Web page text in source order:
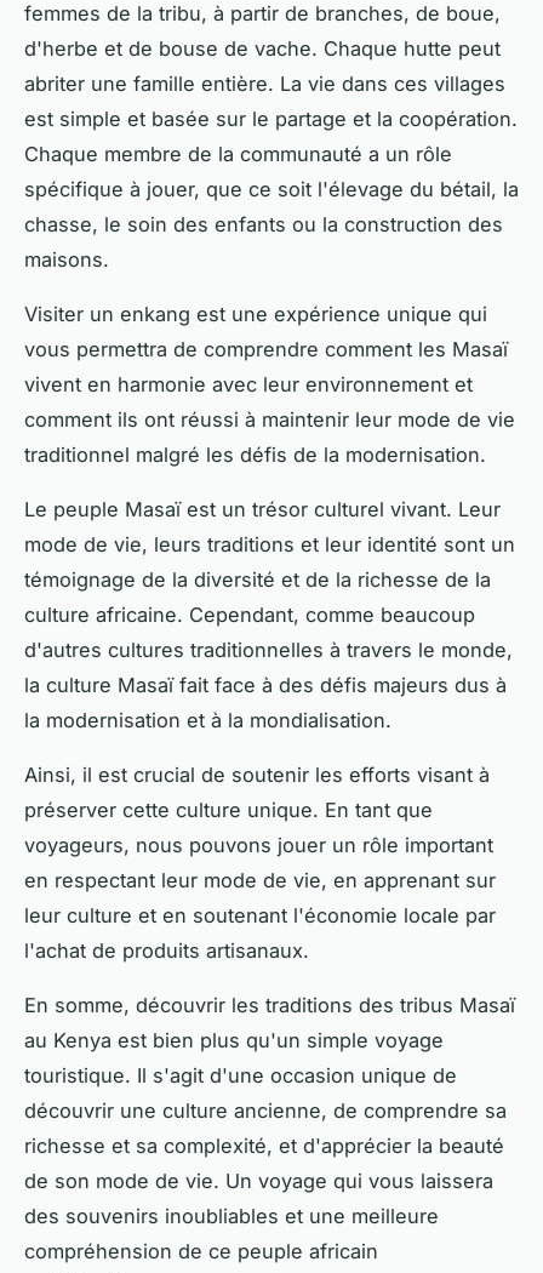
femmes de la tribu, à partir de branches, de boue,
d'herbe et de bouse de vache. Chaque hutte peut
abriter une famille entière. La vie dans ces villages
est simple et basée sur le partage et la coopération.
Chaque membre de la communauté a un rôle
spécifique à jouer, que ce soit l'élevage du bétail, la
chasse, le soin des enfants ou la construction des
maisons.
Visiter un enkang est une expérience unique qui
vous permettra de comprendre comment les Masaï
vivent en harmonie avec leur environnement et
comment ils ont réussi à maintenir leur mode de vie
traditionnel malgré les défis de la modernisation.
Le peuple Masaï est un trésor culturel vivant. Leur
mode de vie, leurs traditions et leur identité sont un
témoignage de la diversité et de la richesse de la
culture africaine. Cependant, comme beaucoup
d'autres cultures traditionnelles à travers le monde,
la culture Masaï fait face à des défis majeurs dus à
la modernisation et à la mondialisation.
Ainsi, il est crucial de soutenir les efforts visant à
préserver cette culture unique. En tant que
voyageurs, nous pouvons jouer un rôle important
en respectant leur mode de vie, en apprenant sur
leur culture et en soutenant l'économie locale par
l'achat de produits artisanaux.
En somme, découvrir les traditions des tribus Masaï
au Kenya est bien plus qu'un simple voyage
touristique. Il s'agit d'une occasion unique de
découvrir une culture ancienne, de comprendre sa
richesse et sa complexité, et d'apprécier la beauté
de son mode de vie. Un voyage qui vous laissera
des souvenirs inoubliables et une meilleure
compréhension de ce peuple africain